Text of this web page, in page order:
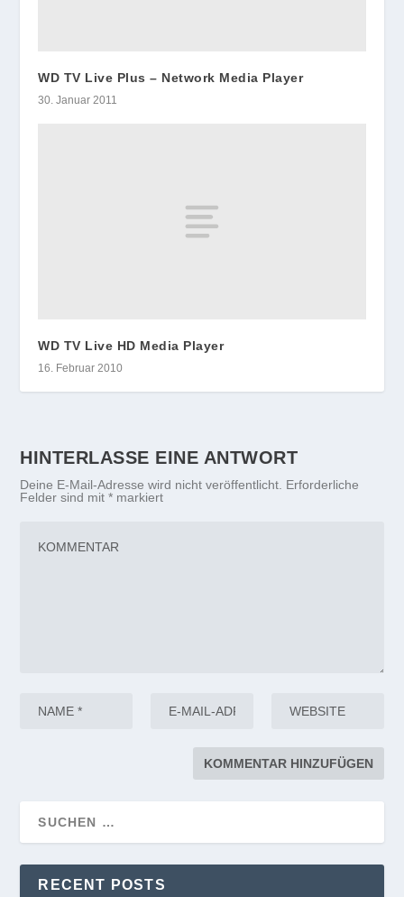
WD TV Live Plus – Network Media Player
30. Januar 2011
WD TV Live HD Media Player
16. Februar 2010
HINTERLASSE EINE ANTWORT
Deine E-Mail-Adresse wird nicht veröffentlicht. Erforderliche
Felder sind mit* markiert
RECENT POSTS